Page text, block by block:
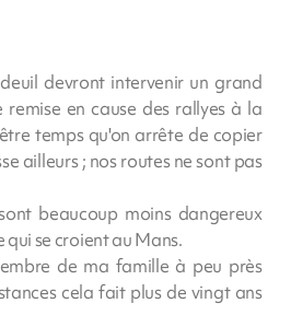
devront intervenir un grand
en cause des rallyes à la
temps qu'on arrête de copier
ailleurs ; nos routes ne sont pas
beaucoup moins dangereux
se croient au Mans.
de ma famille à peu près
cela fait plus de vingt ans